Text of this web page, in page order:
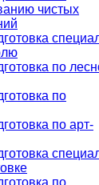
чистых
по
по
по арт-
по